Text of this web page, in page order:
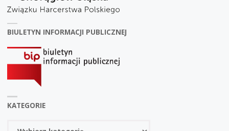
BIULETYN INFORMACJI PUBLICZNEJ
KATEGORIE